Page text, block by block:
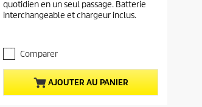
x
d
p
r
o
d
u
d
t
u
d
u
p
r
r
5
o
i
l
e
s
quotidien en un seul passage. Batterie
interchangeable et chargeur inclus.
Comparer
AJOUTER AU PANIER